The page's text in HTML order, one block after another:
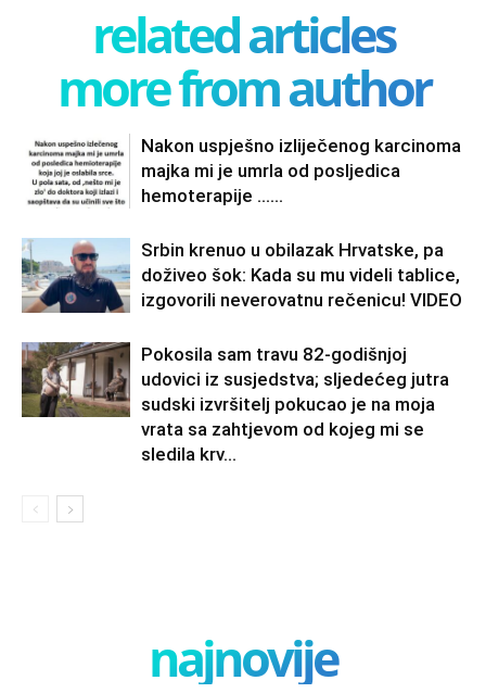
related articles
more from author
Nakon uspješno izliječenog karcinoma
majka mi je umrla od posljedica
hemoterapije ……
Srbin krenuo u obilazak Hrvatske, pa
doživeo šok: Kada su mu videli tablice,
izgovorili neverovatnu rečenicu! VIDEO
Pokosila sam travu 82-godišnjoj
udovici iz susjedstva; sljedećeg jutra
sudski izvršitelj pokucao je na moja
vrata sa zahtjevom od kojeg mi se
sledila krv...
najnovije